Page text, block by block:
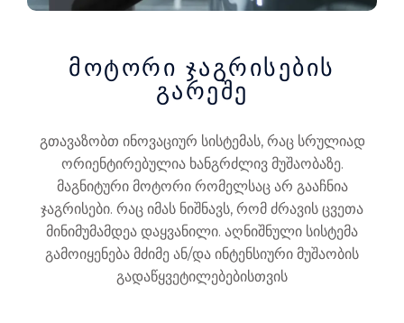
მოტორი ჯაგრისების
გარეშე
გთავაზობთ ინოვაციურ სისტემას, რაც სრულიად
ორიენტირებულია ხანგრძლივ მუშაობაზე.
მაგნიტური მოტორი რომელსაც არ გააჩნია
ჯაგრისები. რაც იმას ნიშნავს, რომ ძრავის ცვეთა
მინიმუმამდეა დაყვანილი. აღნიშნული სისტემა
გამოიყენება მძიმე ან/და ინტენსიური მუშაობის
გადაწყვეტილებებისთვის